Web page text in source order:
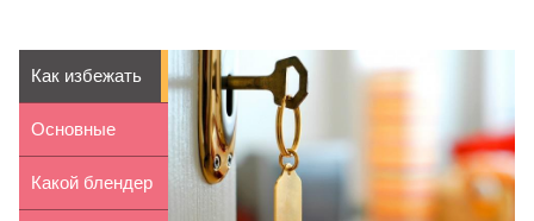
Как избежать
рисков при
аренде ...
Основные
ошибки
Какой блендер